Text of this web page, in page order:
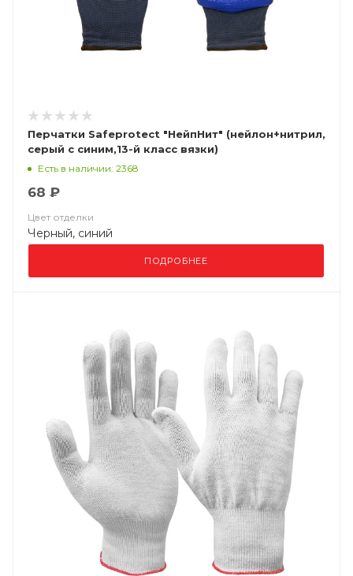
Перчатки Safeprotect "НейпНит" (нейлон+нитрил,
серый с синим,13-й класс вязки)
Есть в наличии: 2368
68 ₽
Цвет отделки
Черный, синий
ПОДРОБНЕЕ